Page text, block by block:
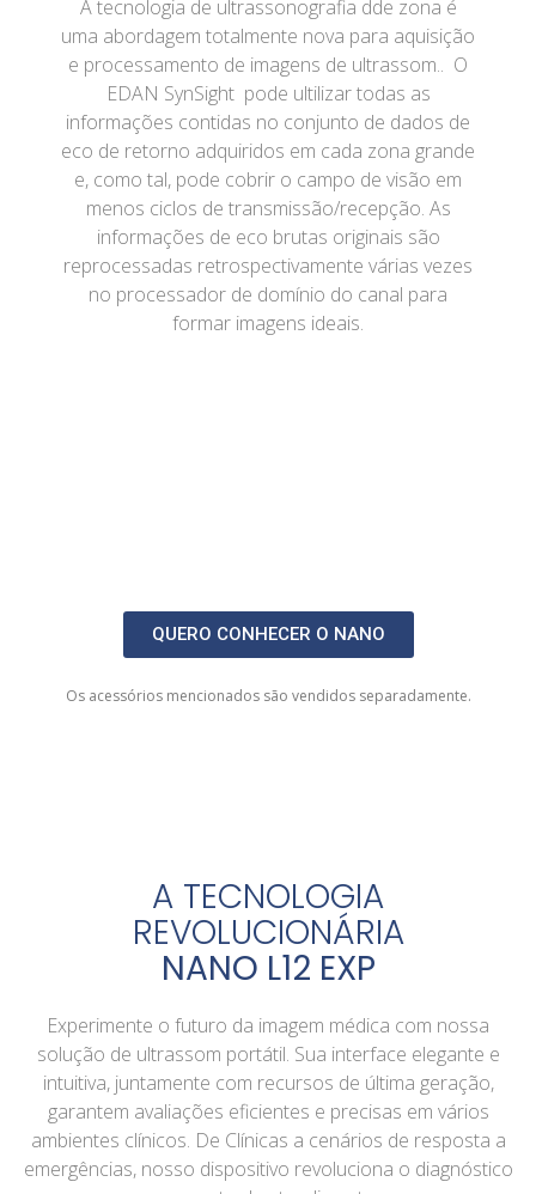
A tecnologia de ultrassonografia dde zona é
uma abordagem totalmente nova para aquisição
e processamento de imagens de ultrassom.. O
EDAN SynSight pode ultilizar todas as
informações contidas no conjunto de dados de
eco de retorno adquiridos em cada zona grande
e, como tal, pode cobrir o campo de visão em
menos ciclos de transmissão/recepção. As
informações de eco brutas originais são
reprocessadas retrospectivamente várias vezes
no processador de domínio do canal para
formar imagens ideais.
QUERO CONHECER O NANO
Os acessórios mencionados são vendidos separadamente.
A TECNOLOGIA
REVOLUCIONÁRIA
NANO L12 EXP
Experimente o futuro da imagem médica com nossa
solução de ultrassom portátil. Sua interface elegante e
intuitiva, juntamente com recursos de última geração,
garantem avaliações eficientes e precisas em vários
ambientes clínicos. De Clínicas a cenários de resposta a
emergências, nosso dispositivo revoluciona o diagnóstico